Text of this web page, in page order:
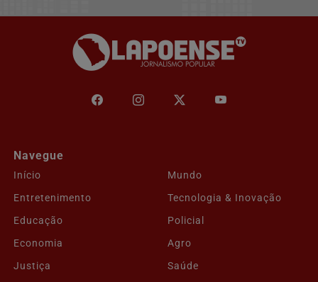
Navegue
Início
Mundo
Entretenimento
Tecnologia & Inovação
Educação
Policial
Economia
Agro
Justiça
Saúde